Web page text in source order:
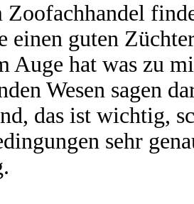
Zoofachhandel
einen guten
Auge hat was zu
Wesen sagen
das ist wichtig,
sehr